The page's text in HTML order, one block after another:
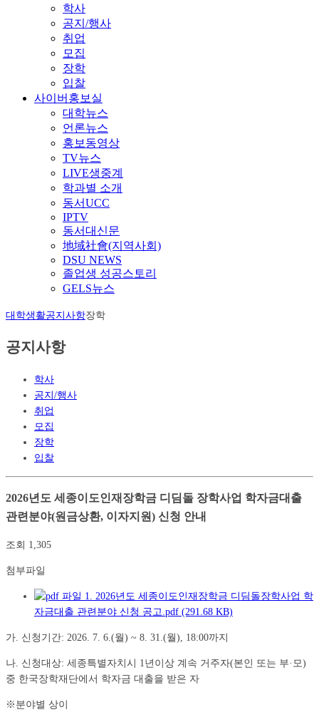
학사
공지/행사
취업
모집
장학
입찰
사이버홍보실
대학뉴스
언론뉴스
홍보동영상
TV뉴스
LIVE생중계
학과별 소개
동서UCC
IPTV
동서대신문
地域社會(지역사회)
DSU NEWS
졸업생 성공스토리
GELS뉴스
대학생활공지사항장학
공지사항
학사
공지/행사
취업
모집
장학
입찰
2026년도 세종이도인재장학금 디딤돌 장학사업 학자금대출
관련분야(원금상환, 이자지원) 신청 안내
조회 1,305
첨부파일
1. 2026년도 세종이도인재장학금 디딤돌장학사업 학
자금대출 관련분야 신청 공고.pdf (291.68 KB)
가. 신청기간: 2026. 7. 6.(월) ~ 8. 31.(월), 18:00까지
나. 신청대상: 세종특별자치시 1년이상 계속 거주자(본인 또는 부·모)
중 한국장학재단에서 학자금 대출을 받은 자
※분야별 상이